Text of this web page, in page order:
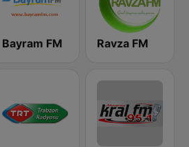
Bayram FM Ravza FM